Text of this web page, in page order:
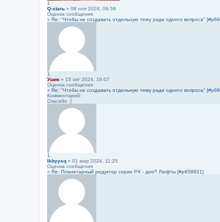
1
Q-starь » 08 ноя 2024, 09:59
Оценка сообщения
» Re: "Чтобы не создавать отдельную тему ради одного вопроса"
1
Ушик » 15 окт 2024, 16:07
Оценка сообщения
» Re: "Чтобы не создавать отдельную тему ради одного вопроса"
Комментарий:
Спасибо :)
1
lkbyysq » 01 мар 2024, 11:25
Оценка сообщения
» Re: Планетарный редуктор серии PX - дно? Люфты [#p658821]